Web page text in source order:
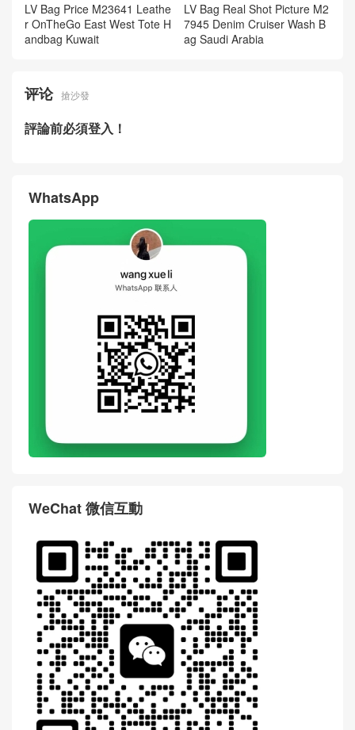
LV Bag Price M23641 Leathe
r OnTheGo East West Tote H
andbag Kuwait
LV Bag Real Shot Picture M2
7945 Denim Cruiser Wash B
ag Saudi Arabia
评论 搶沙發
評論前必須登入！
WhatsApp
WeChat 微信互動